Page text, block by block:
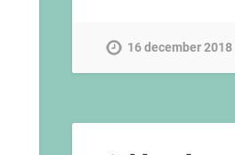
16 december 2018